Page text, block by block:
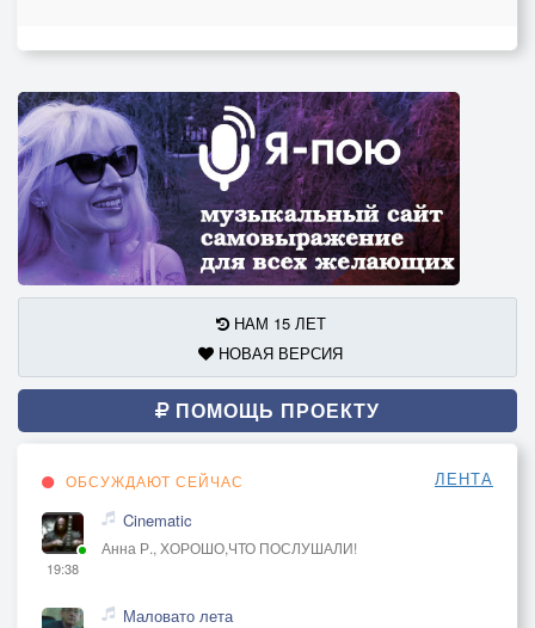
НАМ 15 ЛЕТ
НОВАЯ ВЕРСИЯ
ПОМОЩЬ ПРОЕКТУ
ОБСУЖДАЮТ СЕЙЧАС ЛЕНТА
19:38
Cinematic
Анна Р., ХОРОШО,ЧТО ПОСЛУШАЛИ!
Маловато лета